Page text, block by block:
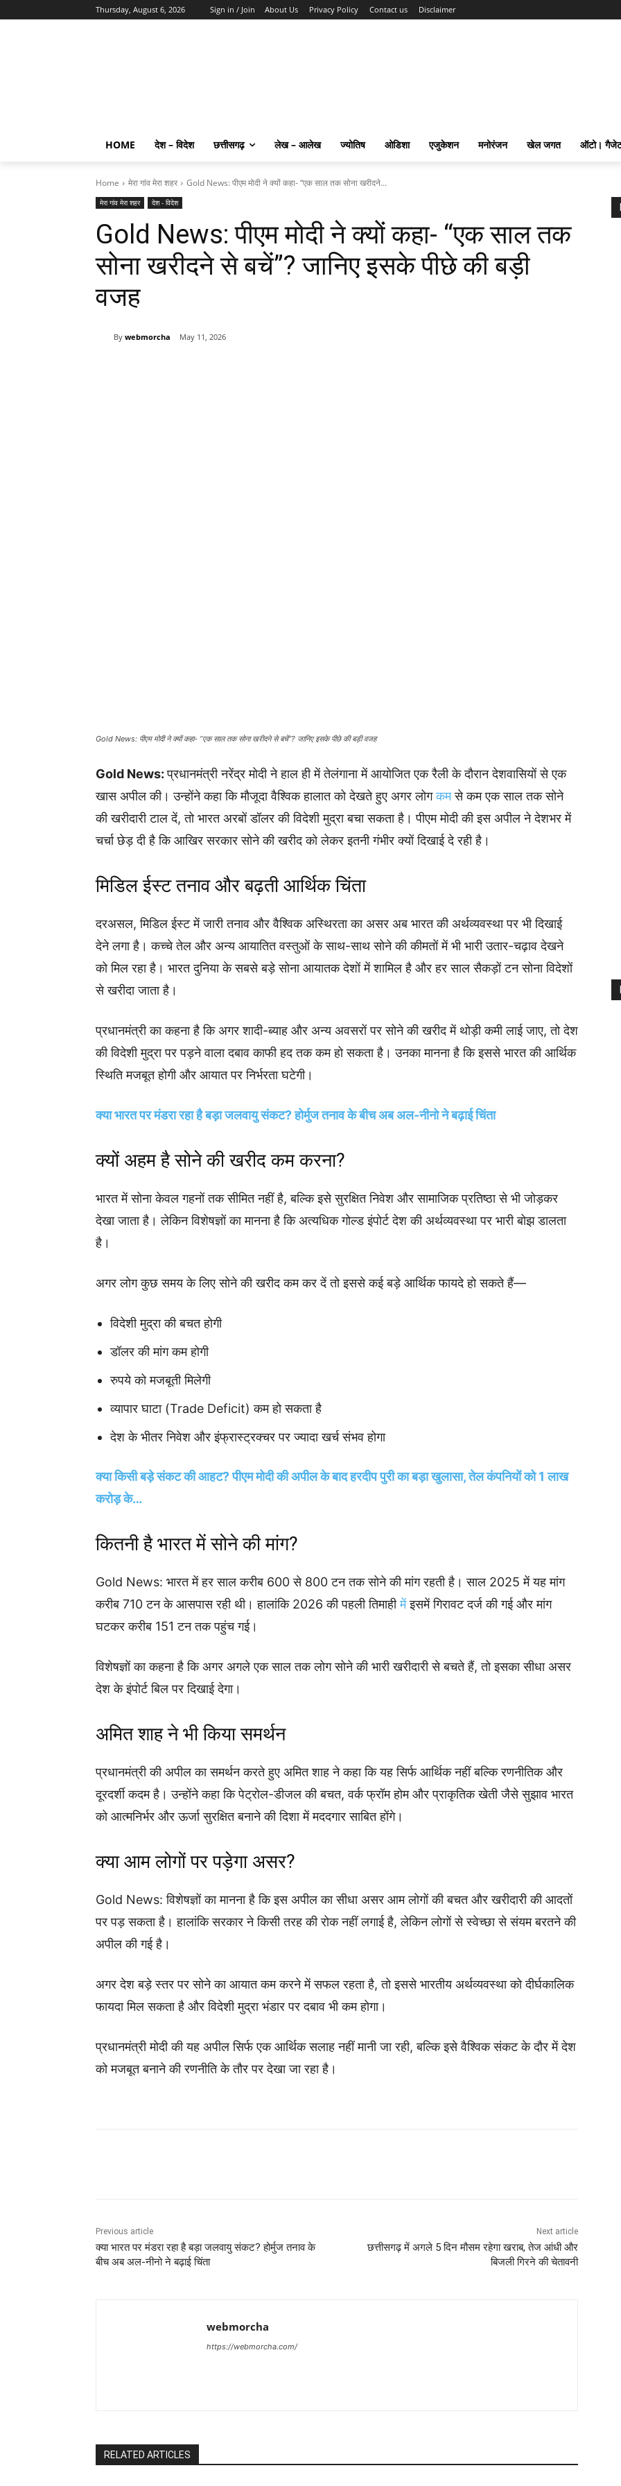
Thursday, August 6, 2026 Sign in / Join About Us Privacy Policy Contact us Disclaimer
HOME देश – विदेश छत्तीसगढ़ लेख – आलेख ज्योतिष ओडिशा एजुकेशन मनोरंजन खेल जगत ऑटो।
Home मेरा गांव मेरा शहर Gold News: पीएम मोदी ने क्यों कहा- “एक साल तक सोना खरीदने...
मेरा गांव मेरा शहर देश - विदेश
Gold News: पीएम मोदी ने क्यों कहा- “एक साल तक
सोना खरीदने से बचें”? जानिए इसके पीछे की बड़ी
वजह
By webmorcha May 11, 2026
Gold News: पीएम मोदी ने क्यों कहा- “एक साल तक सोना खरीदने से बचें”? जानिए इसके पीछे की बड़ी वजह
Gold News:प्रधानमंत्री नरेंद्र मोदी ने हाल ही में तेलंगाना में आयोजित एक रैली के दौरान देशवासियों से एक
खास अपील की। उन्होंने कहा कि मौजूदा वैश्विक हालात को देखते हुए अगर लोगकमसे कम एक साल तक सोने
की खरीदारी टाल दें, तो भारत अरबों डॉलर की विदेशी मुद्रा बचा सकता है। पीएम मोदी की इस अपील ने देशभर में
चर्चा छेड़ दी है कि आखिर सरकार सोने की खरीद को लेकर इतनी गंभीर क्यों दिखाई दे रही है।
मिडिल ईस्ट तनाव और बढ़ती आर्थिक चिंता
दरअसल, मिडिल ईस्ट में जारी तनाव और वैश्विक अस्थिरता का असर अब भारत की अर्थव्यवस्था पर भी दिखाई
देने लगा है। कच्चे तेल और अन्य आयातित वस्तुओं के साथ-साथ सोने की कीमतों में भी भारी उतार-चढ़ाव देखने
को मिल रहा है। भारत दुनिया के सबसे बड़े सोना आयातक देशों में शामिल है और हर साल सैकड़ों टन सोना विदेशों
से खरीदा जाता है।
प्रधानमंत्री का कहना है कि अगर शादी-ब्याह और अन्य अवसरों पर सोने की खरीद में थोड़ी कमी लाई जाए, तो देश
की विदेशी मुद्रा पर पड़ने वाला दबाव काफी हद तक कम हो सकता है। उनका मानना है कि इससे भारत की आर्थिक
स्थिति मजबूत होगी और आयात पर निर्भरता घटेगी।
क्या भारत पर मंडरा रहा है बड़ा जलवायु संकट? होर्मुज तनाव के बीच अब अल-नीनो ने बढ़ाई चिंता
क्यों अहम है सोने की खरीद कम करना?
भारत में सोना केवल गहनों तक सीमित नहीं है, बल्कि इसे सुरक्षित निवेश और सामाजिक प्रतिष्ठा से भी जोड़कर
देखा जाता है। लेकिन विशेषज्ञों का मानना है कि अत्यधिक गोल्ड इंपोर्ट देश की अर्थव्यवस्था पर भारी बोझ डालता
है।
अगर लोग कुछ समय के लिए सोने की खरीद कम कर दें तो इससे कई बड़े आर्थिक फायदे हो सकते हैं—
विदेशी मुद्रा की बचत होगी
डॉलर की मांग कम होगी
रुपये को मजबूती मिलेगी
व्यापार घाटा (Trade Deficit) कम हो सकता है
देश के भीतर निवेश और इंफ्रास्ट्रक्चर पर ज्यादा खर्च संभव होगा
क्या किसी बड़े संकट की आहट? पीएम मोदी की अपील के बाद हरदीप पुरी का बड़ा खुलासा, तेल कंपनियों को 1 लाख
करोड़ के…
कितनी है भारत में सोने की मांग?
Gold News: भारत में हर साल करीब 600 से 800 टन तक सोने की मांग रहती है। साल 2025 में यह मांग
करीब 710 टन के आसपास रही थी। हालांकि 2026 की पहली तिमाहीमेंइसमें गिरावट दर्ज की गई और मांग
घटकर करीब 151 टन तक पहुंच गई।
विशेषज्ञों का कहना है कि अगर अगले एक साल तक लोग सोने की भारी खरीदारी से बचते हैं, तो इसका सीधा असर
देश के इंपोर्ट बिल पर दिखाई देगा।
अमित शाह ने भी किया समर्थन
प्रधानमंत्री की अपील का समर्थन करते हुए अमित शाह ने कहा कि यह सिर्फ आर्थिक नहीं बल्कि रणनीतिक और
दूरदर्शी कदम है। उन्होंने कहा कि पेट्रोल-डीजल की बचत, वर्क फ्रॉम होम और प्राकृतिक खेती जैसे सुझाव भारत
को आत्मनिर्भर और ऊर्जा सुरक्षित बनाने की दिशा में मददगार साबित होंगे।
क्या आम लोगों पर पड़ेगा असर?
Gold News: विशेषज्ञों का मानना है कि इस अपील का सीधा असर आम लोगों की बचत और खरीदारी की आदतों
पर पड़ सकता है। हालांकि सरकार ने किसी तरह की रोक नहीं लगाई है, लेकिन लोगों से स्वेच्छा से संयम बरतने की
अपील की गई है।
अगर देश बड़े स्तर पर सोने का आयात कम करने में सफल रहता है, तो इससे भारतीय अर्थव्यवस्था को दीर्घकालिक
फायदा मिल सकता है और विदेशी मुद्रा भंडार पर दबाव भी कम होगा।
प्रधानमंत्री मोदी की यह अपील सिर्फ एक आर्थिक सलाह नहीं मानी जा रही, बल्कि इसे वैश्विक संकट के दौर में देश
को मजबूत बनाने की रणनीति के तौर पर देखा जा रहा है।
Previous article
क्या भारत पर मंडरा रहा है बड़ा जलवायु संकट? होर्मुज तनाव के
बीच अब अल-नीनो ने बढ़ाई चिंता
Next article
छत्तीसगढ़ में अगले 5 दिन मौसम रहेगा खराब, तेज आंधी और
बिजली गिरने की चेतावनी
webmorcha
https://webmorcha.com/
RELATED ARTICLES